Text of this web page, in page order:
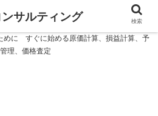
めに すぐに始める原価計算、損益計算、予
理、価格査定
サルティング 検索